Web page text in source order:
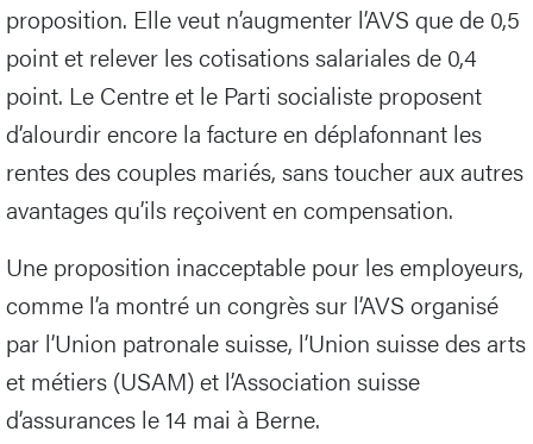
proposition. Elle veut n’augmenter l’AVS que de 0,5
point et relever les cotisations salariales de 0,4
point. Le Centre et le Parti socialiste proposent
d’alourdir encore la facture en déplafonnant les
rentes des couples mariés, sans toucher aux autres
avantages qu’ils reçoivent en compensation.
Une proposition inacceptable pour les employeurs,
comme l’a montré un congrès sur l’AVS organisé
par l’Union patronale suisse, l’Union suisse des arts
et métiers (USAM) et l’Association suisse
d’assurances le 14 mai à Berne.